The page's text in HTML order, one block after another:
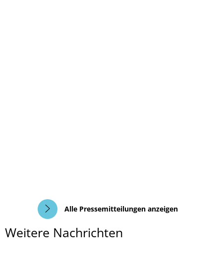
Alle Pressemitteilungen anzeigen
Weitere Nachrichten